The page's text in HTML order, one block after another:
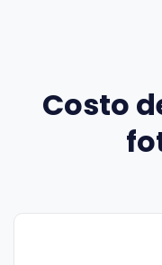
Costo